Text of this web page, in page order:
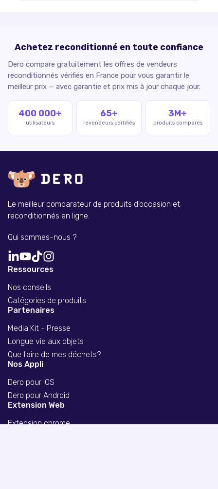
Achetez reconditionné en toute confiance
Dero compare gratuitement les offres de vendeurs
reconditionnés vérifiés en France pour vous garantir le
meilleur prix — avec garantie et prix mis à jour chaque jour.
400 000+
utilisateurs
65+
revendeurs certifiés
3M+
produits comparés
Le meilleur comparateur de produits d'occasion et
reconditionnés en ligne.
Qui sommes-nous ?
Ressources
Nos conseils
Catégories de produits
Partenaires
Media Kit - Presse
Longue vie aux objets
Que faire de mes déchets?
Nos Appli
Dero pour iOS
Dero pour Android
Extension Web
Extension chrome